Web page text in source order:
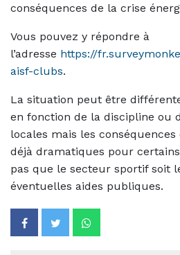
conséquences de la crise
Vous pouvez y répondre à
l’adresse https://
aisf-clubs.
La situation peut être
en fonction de la discipline ou
locales mais les
déjà dramatiques pour
pas que le secteur sportif soit
éventuelles aides publiques.